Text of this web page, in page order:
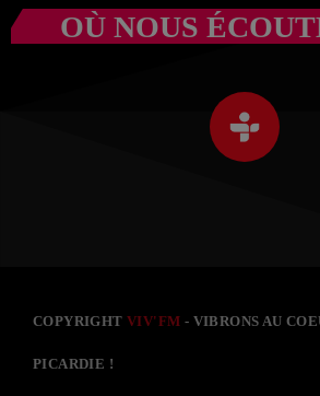
OÙ NOUS
COPYRIGHTVIV'FM - VIBRONS AU
PICARDIE !